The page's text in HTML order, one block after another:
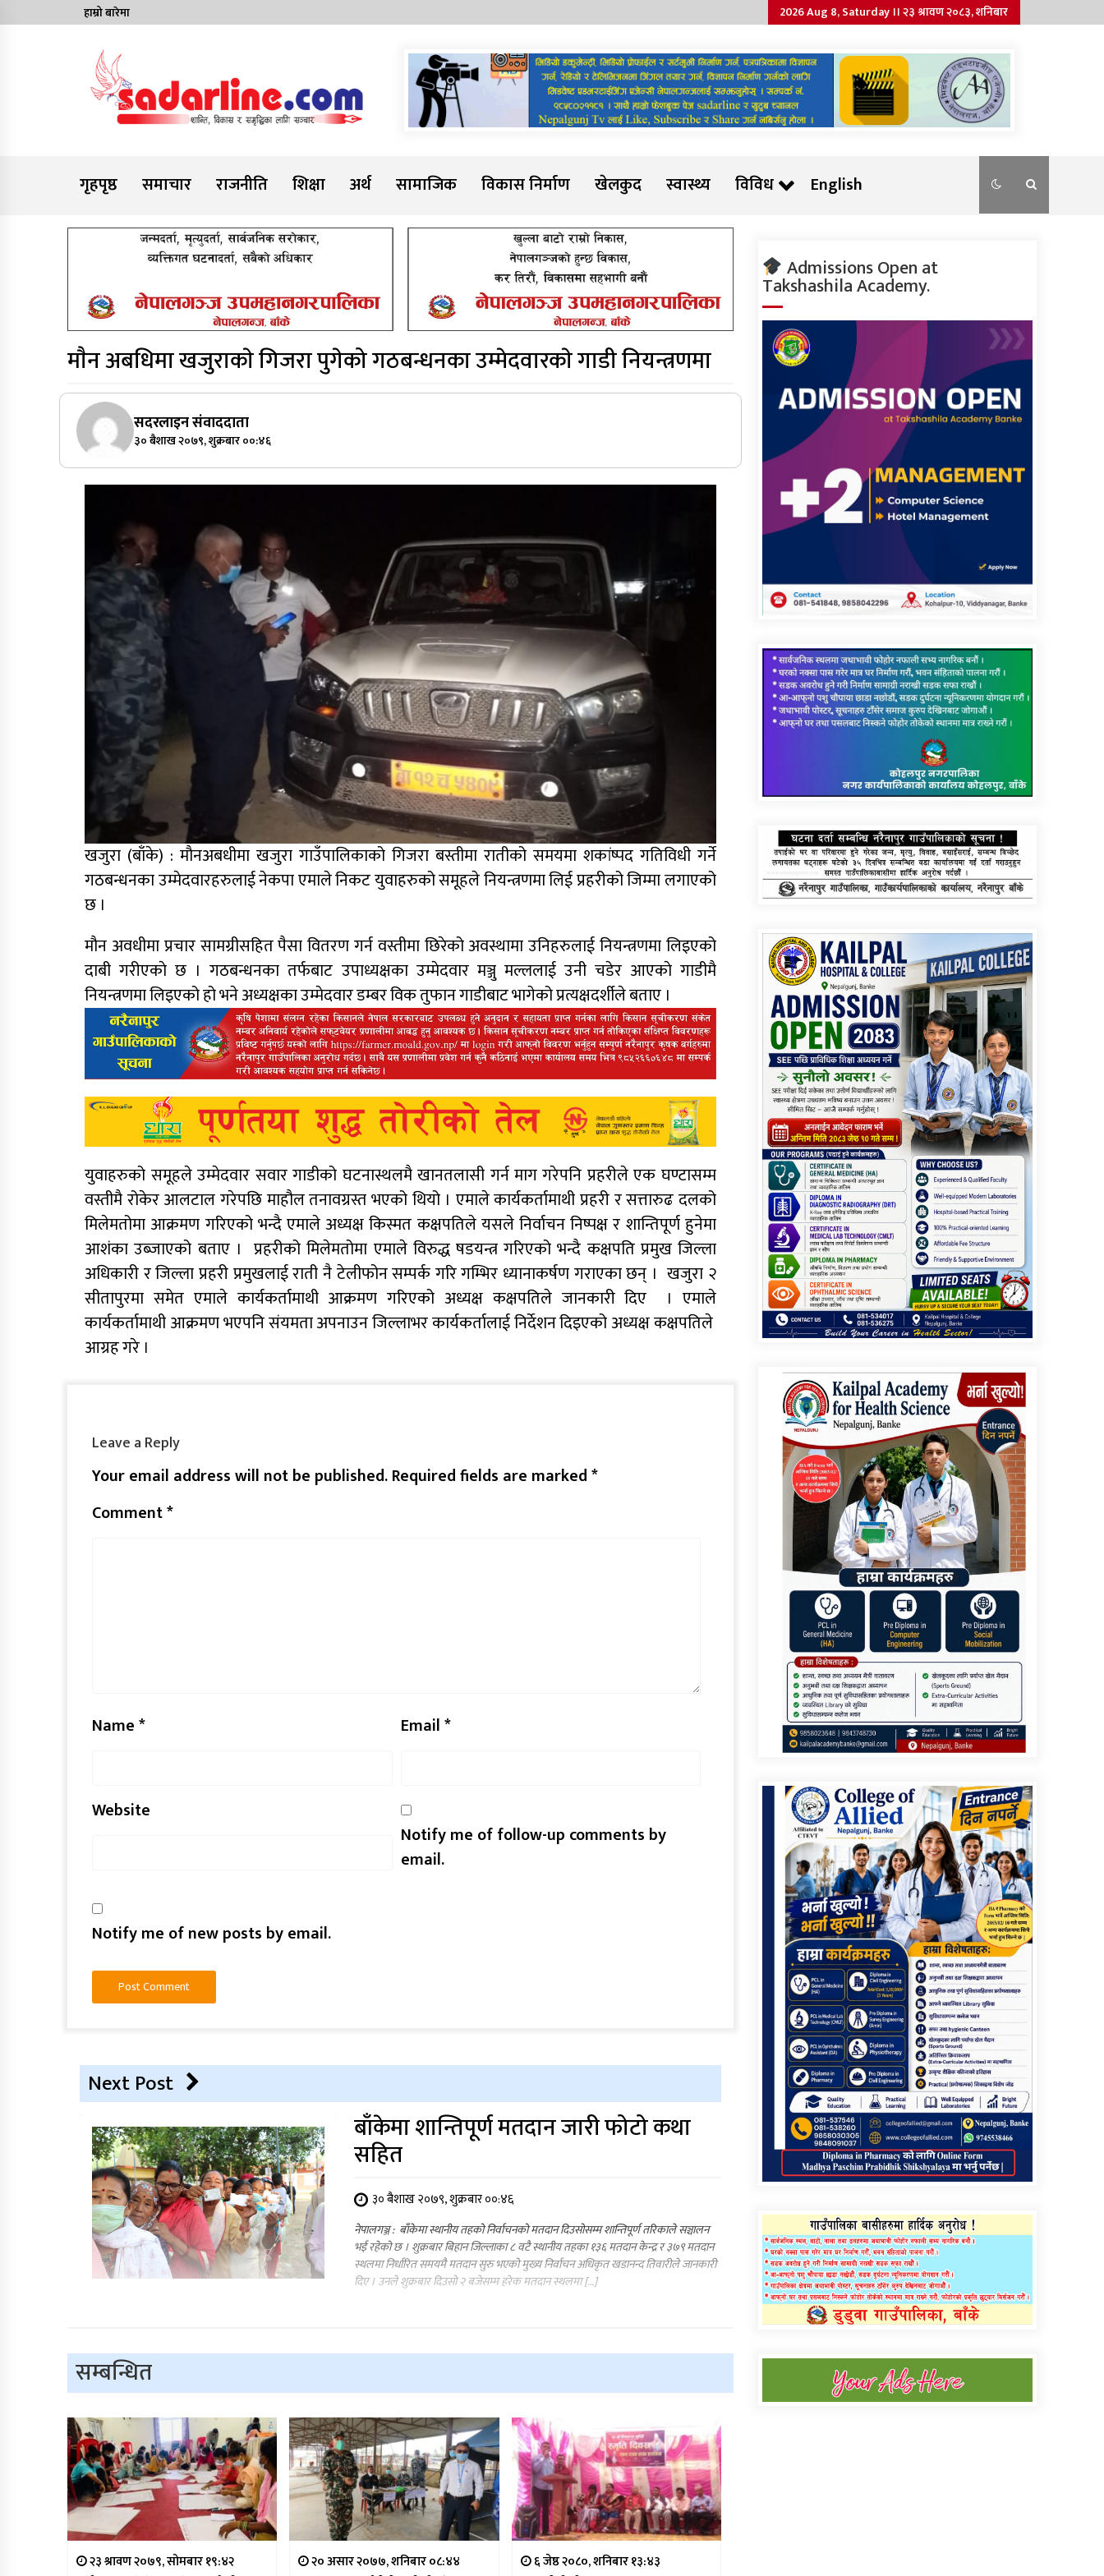
to
हाम्रो बारेमा 2026 Aug 8, Saturday ।। २३ श्रावण २०८३, शनिबार
Sadarline
गृहपृष्ठ
समाचार राजनीति शिक्षा अर्थ सामाजिक विकास निर्माण खेलकुद स्वास्थ्य विविध English
माैन अबधिमा खजुराकाे गिजरा पुगेको गठबन्धनका उम्मेदवारकाे गाडी नियन्त्रणमा
सदरलाइन संवाददाता
३० बैशाख २०७९, शुक्रबार ००:४६
खजुरा (बाँके) : माैनअबधीमा खजुरा गाउँपालिकाको गिजरा बस्तीमा रातीको समयमा शकांष्पद गतिविधी गर्ने
गठबन्धनका उम्मेदवारहरुलाई नेकपा एमाले निकट युवाहरुको समूहले नियन्त्रणमा लिई प्रहरीको जिम्मा लगाएको
छ ।
मौन अवधीमा प्रचार सामग्रीसहित पैसा वितरण गर्न वस्तीमा छिरेको अवस्थामा उनिहरुलाई नियन्त्रणमा लिइएको
दाबी गरीएकाे छ । गठबन्धनका तर्फबाट उपाध्यक्षका उम्मेदवार मञ्जु मल्ललाई उनी चडेर आएकाे गाडीमै
नियन्त्रणमा लिइएको हो भने अध्यक्षका उम्मेदवार डम्बर विक तुफान गाडीबाट भागेको प्रत्यक्षदर्शीले बताए ।
युवाहरुको समूहले उम्मेदवार सवार गाडीको घटनास्थलमै खानतलासी गर्न माग गरेपनि प्रहरीले एक घण्टासम्म
वस्तीमै रोकेर आलटाल गरेपछि माहौल तनावग्रस्त भएको थियो । एमाले कार्यकर्तामाथी प्रहरी र सत्तारुढ दलको
मिलेमतोमा आक्रमण गरिएको भन्दै एमाले अध्यक्ष किस्मत कक्षपतिले यसले निर्वाचन निष्पक्ष र शान्तिपूर्ण हुनेमा
आशंका उब्जाएको बताए । प्रहरीको मिलेमतोमा एमाले विरुद्ध षडयन्त्र गरिएको भन्दै कक्षपति प्रमुख जिल्ला
अधिकारी र जिल्ला प्रहरी प्रमुखलाई राती नै टेलीफोन सम्पर्क गरि गम्भिर ध्यानाकर्षण गराएका छन् । खजुरा २
सीतापुरमा समेत एमाले कार्यकर्तामाथी आक्रमण गरिएको अध्यक्ष कक्षपतिले जानकारी दिए । एमाले
कार्यकर्तामाथी आक्रमण भएपनि संयमता अपनाउन जिल्लाभर कार्यकर्तालाई निर्देशन दिइएको अध्यक्ष कक्षपतिले
आग्रह गरे ।
Leave a Reply
Your email address will not be published.Required fields are marked*
Comment*
Name* Email*
Website
Notify me of follow-up comments by
email.
Notify me of new posts by email.
Next Post
बाँकेमा शान्तिपूर्ण मतदान जारी फोटो कथा
सहित
३० बैशाख २०७९, शुक्रबार ००:४६
नेपालगञ्ज : बाँकेमा स्थानीय तहको निर्वाचनको मतदान दिउसोसम्म शान्तिपूर्ण तरिकाले सञ्चालन
भई रहेको छ । शुक्रबार बिहान जिल्लाका ८ वटै स्थानीय तहका १३६ मतदान केन्द्र र ३७९ मतदान
स्थलमा निर्धारित समयमै मतदान सुरु भएको मुख्य निर्वाचन अधिकृत खडानन्द तिवारीले जानकारी
दिए । उनले शुक्रबार दिउसो २ बजेसम्म हरेक मतदान स्थलमा […]
सम्बन्धित
२३ श्रावण २०७९, सोमबार १९:४२ २० असार २०७७, शनिबार ०८:४४ ६ जेष्ठ २०८०, शनिबार १३:४३
Admissions Open at
Takshashila Academy.